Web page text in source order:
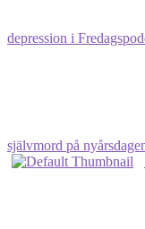
depression i
självmord på